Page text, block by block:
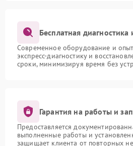
Бесплатная
Современное оборудование и
экспресс-диагностику и
сроки, минимизируя время без
Гарантия на работы и
Предоставляется
выполненные работы и
защищает клиента от повторных